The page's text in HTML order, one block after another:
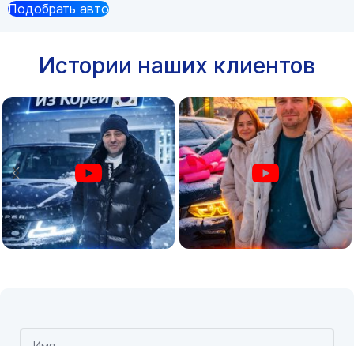
Подобрать авто
Истории наших клиентов